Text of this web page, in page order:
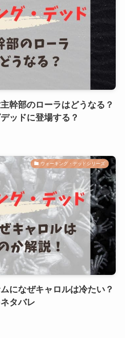
幹部のローラはどうなる？
ッドに登場する？
ウォーキング・デッドシリーズ
になぜキャロルは冷たい？
タバレ